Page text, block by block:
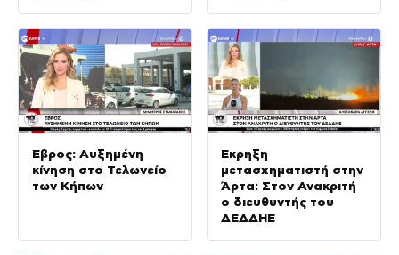
Έβρος: Αυξημένη
κίνηση στο Τελωνείο
των Κήπων
Έκρηξη
μετασχηματιστή στην
Άρτα: Στον Ανακριτή
ο διευθυντής του
ΔΕΔΔΗΕ